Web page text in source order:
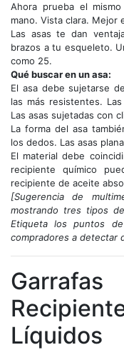
Ahora prueba el
mano. Vista clara. Mejor
Las asas te dan
brazos a tu esqueleto.
como 25.
Qué buscar en un asa:
El asa debe sujetarse
las más resistentes.
Las asas sujetadas con
La forma del asa
los dedos. Las asas
El material debe
recipiente químico
recipiente de aceite
[Sugerencia de
mostrando tres tipos
Etiqueta los puntos
compradores a detectar
Líquidos